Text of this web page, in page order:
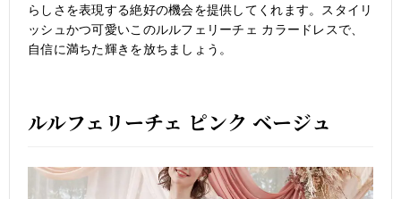
らしさを表現する絶好の機会を提供してくれます。スタイリ
ッシュかつ可愛いこのルルフェリーチェ カラードレスで、
自信に満ちた輝きを放ちましょう。
ルルフェリーチェ ピンク ベージュ